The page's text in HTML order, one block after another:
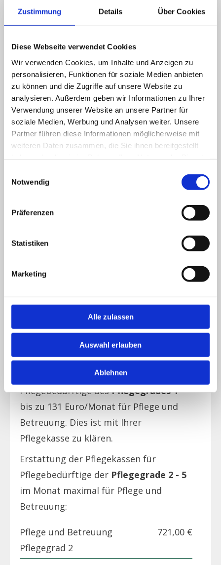
Zustimmung Details Über Cookies
Diese Webseite verwendet Cookies
Wir verwenden Cookies, um Inhalte und Anzeigen zu
personalisieren, Funktionen für soziale Medien anbieten
zu können und die Zugriffe auf unsere Website zu
analysieren. Außerdem geben wir Informationen zu Ihrer
Verwendung unserer Website an unsere Partner für
soziale Medien, Werbung und Analysen weiter. Unsere
Partner führen diese Informationen möglicherweise mit
weiteren Daten zusammen, die Sie ihnen bereitgestellt
Notwendig
Präferenzen
Statistiken
Marketing
Alle zulassen
Auswahl erlauben
Ablehnen
2026 2026 2026
SA
15.08.
2026
*Hinweis: Angaben ohne Gewähr. Zwecks konkreter
Preise für Tagespflege
Pflegegrad 2
Pflegegrad 3
Erstattung der Pflegekassen für
Pflegebedürftige desPflegegrades 1
bis zu 131 Euro/Monat für Pflege und
Betreuung. Dies ist mit Ihrer
Pflegekasse zu klären.
Erstattung der Pflegekassen für
Pflegebedürftige der Pflegegrade 2 - 5
im Monat maximal für Pflege und
Betreuung:
Pflege und Betreuung
Pflegegrad 2
721,00 €